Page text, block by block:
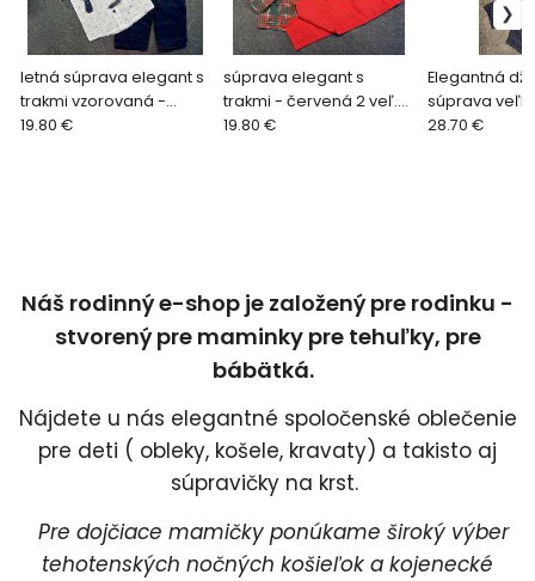
letná súprava elegant s
trakmi vzorovaná -
tmavomodrá 5 veľ. 98
19.80 €
súprava elegant s
trakmi - červená 2 veľ.
104
19.80 €
Elegantná
súprava
28.70 €
Náš rodinný e-shop je založený pre rodinku -
stvorený pre maminky pre tehuľky, pre
bábätká.
Nájdete u nás elegantné spoločenské oblečenie
pre deti ( obleky, košele, kravaty) a takisto aj
súpravičky na krst.
Pre dojčiace mamičky ponúkame široký výber
tehotenských nočných košieľok a kojenecké